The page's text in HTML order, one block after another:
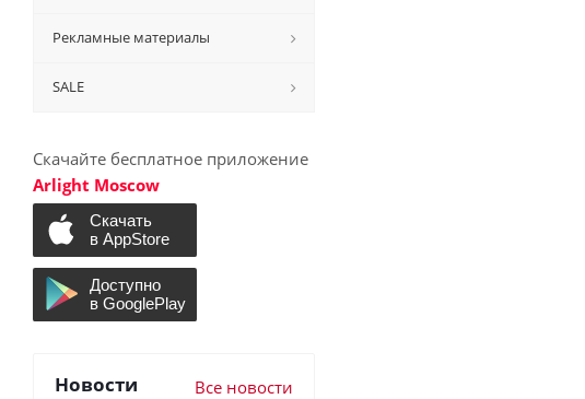
Рекламные материалы
SALE
Скачайте бесплатное приложение
Arlight Moscow
Новости Все новости